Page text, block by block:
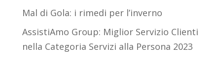
Mal di Gola: i rimedi per l’inverno
AssistiAmo Group: Miglior Servizio Clienti
nella Categoria Servizi alla Persona 2023